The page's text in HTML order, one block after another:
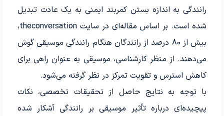
رانندگی به اندازه بستن کمربند ایمنی به یک عادت تبدیل
شده است. بر اساس مقاله‌ای در سایت theconversation،
بیش از 80 درصد از رانندگان هنگام رانندگی موسیقی گوش
می‌دهند. از منظر کارشناسی، موسیقی به عنوان راهی برای
کاهش استرس و تقویت تمرکز در نظر گرفته می‌شود.
با توجه به نتایج حاصل از تحقیقات تخصصی، نکات
پیچیده‌ای درباره تأثیر موسیقی بر رانندگی آشکار شده